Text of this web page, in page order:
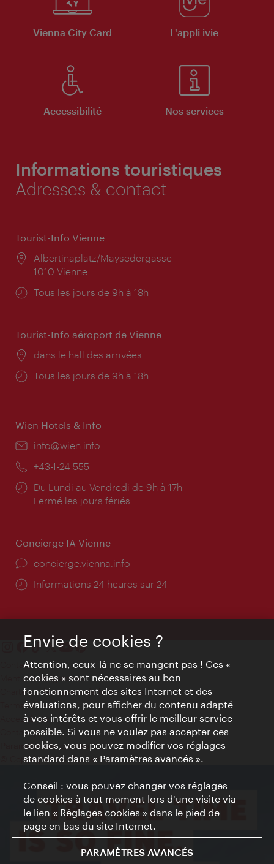
Vienna City Card L'appli ivie
Accessibilité Nos services
Informations touristiques
Adresses & contact
Tourist-Info Vienne
Lieu:
Albertinaplatz/Maysedergasse
1010 Vienne
Horaires
Tous les jours de 9h à 18h
Tourist-Info aéroport de Vienne
Lieu:
dans le hall des arrivées
Horaires
Tous les jours de 9h à 18h
Wien Hotels & Info
E-
info@wien.info
Téléphone:
+43-1-24 555
Horaires
d'ouverture:
Du Lundi au Vendredi de 9h à 17h
Fermé les jours fériés
Concierge IA Vienne
Ort:
concierge.vienna.info
Öffnungszeiten:
Informations 24 heures sur 24
Contact
Mentions obligatoires
Charte sur le respect de la vie privée
Terms of Use
Accessibilité
Contact presse
Paramètres de cookies
© Copyright WienTourismus
Envie de cookies ?
Attention, ceux-là ne se mangent pas ! Ces «
cookies » sont nécessaires au bon
fonctionnement des sites Internet et des
évaluations, pour afficher du contenu adapté
à vos intérêts et vous offrir le meilleur service
possible. Si vous ne voulez pas accepter ces
cookies, vous pouvez modifier vos réglages
standard dans « Paramètres avancés ».
Conseil : vous pouvez changer vos réglages
de cookies à tout moment lors d'une visite via
le lien « Réglages cookies » dans le pied de
page en bas du site Internet.
PARAMÈTRES AVANCÉS